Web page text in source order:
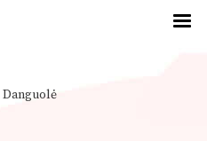
Danguolė